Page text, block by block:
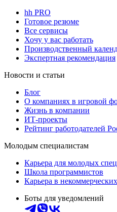
hh PRO
Готовое резюме
Все сервисы
Хочу у вас работать
Производственный
Экспертная рекомендация
Новости и статьи
Блог
О компаниях в игровой
Жизнь в компании
ИТ-проекты
Рейтинг работодателей
Молодым специалистам
Карьера для молодых
Школа программистов
Карьера в
Боты для уведомлений